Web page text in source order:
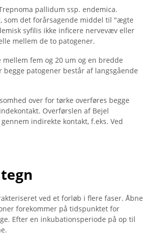
pallidum ssp. endemica.
som det forårsagende middel til "ægte
syfilis ikke inficere nervevæv eller
mellem de to patogener.
fem og 20 um og en bredde
begge patogener består af langsgående
over for tørke overføres begge
Overførslen af ​​Bejel
indirekte kontakt, f.eks. Ved
ved et forløb i flere faser. Åbne
forekommer på tidspunktet for
Efter en inkubationsperiode på op til